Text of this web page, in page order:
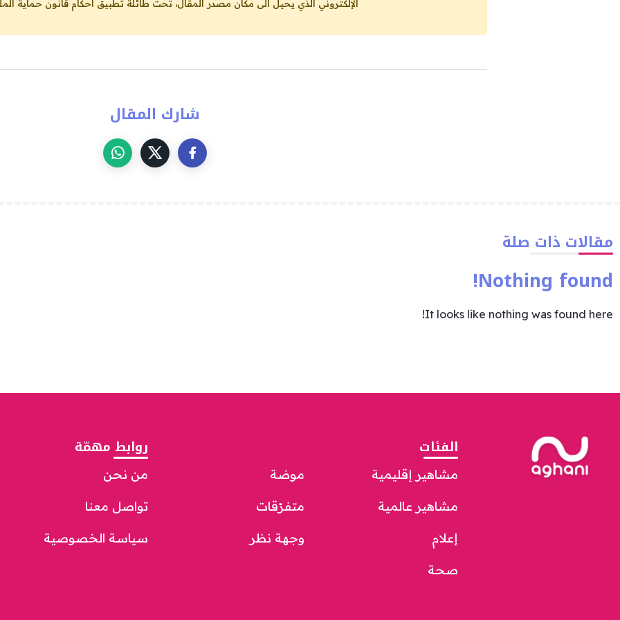
الإلكتروني الذي يحيل الى مكان مصدر المقال، تحت طائلة تطبيق احكام قانون حماية
شارك المقال
مقالات ذات صلة
Nothing found!
It looks like nothing was found here!
الفئات
مشاهير إقليمية
مشاهير عالمية
إعلام
صحة
موضة
متفرّقات
وجهة نظر
روابط مهمّة
من نحن
تواصل معنا
سياسة الخصوصية